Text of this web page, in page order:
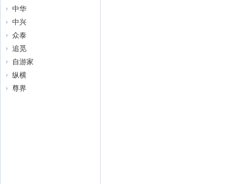
中华
中兴
众泰
追觅
自游家
纵横
尊界